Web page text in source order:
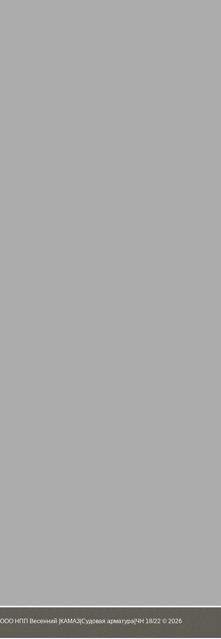
ООО НПП Весенний |КАМАЗ|Судовая арматура|ЧН 18/22 © 2026